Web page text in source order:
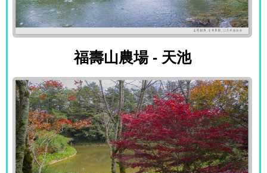
福壽山農場 - 天池
福壽山農場 - 天池